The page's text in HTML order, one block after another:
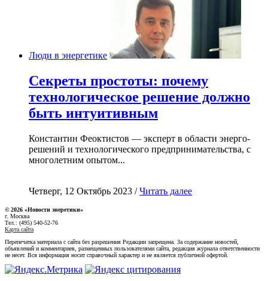
Люди в энергетике
Секреты простоты: почему
технологическое решение должно
быть интуитивным
Константин Феоктистов — эксперт в области энерго-
решений и технологического предпринимательства, с
многолетним опытом...
Четверг, 12 Октябрь 2023 /Читать далее
© 2026 «Новости энеретики»
г. Москва
Тел.: (495) 540-52-76
Карта сайта
Перепечатка материала с сайта без разрешения Редакции запрещена. За содержание новостей,
объявлений и комментариев, размещенных пользователями сайта, редакция журнала ответственности
не несет. Вся информация носит справочный характер и не является публичной офертой.